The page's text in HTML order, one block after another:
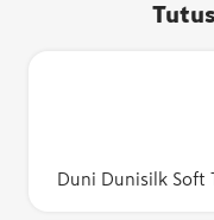
Duni Dunisilk Soft